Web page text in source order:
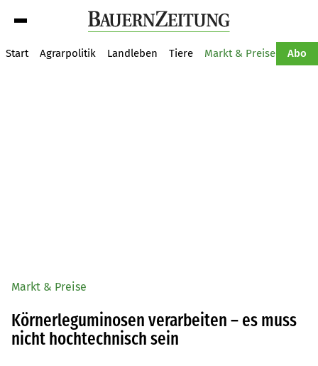
Start Agrarpolitik Landleben Tiere Markt & Preise Abo
Markt & Preise
Körnerleguminosen verarbeiten – es muss
nicht hochtechnisch sein